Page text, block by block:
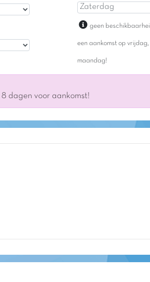
geen
een aankomst op
maandag!
dagen voor aankomst!